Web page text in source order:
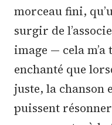
morceau fini,
surgir de
image — cela
enchanté que
juste, la chanson
puissent